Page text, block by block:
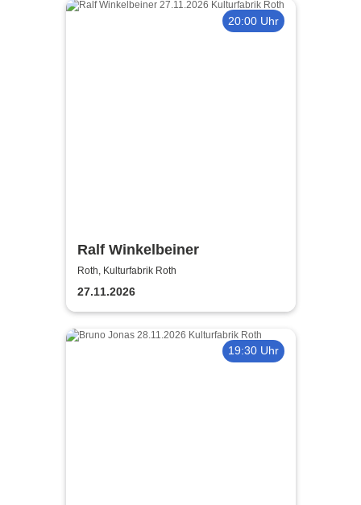
20:00 Uhr
Ralf Winkelbeiner
Roth, Kulturfabrik Roth
27.11.2026
19:30 Uhr